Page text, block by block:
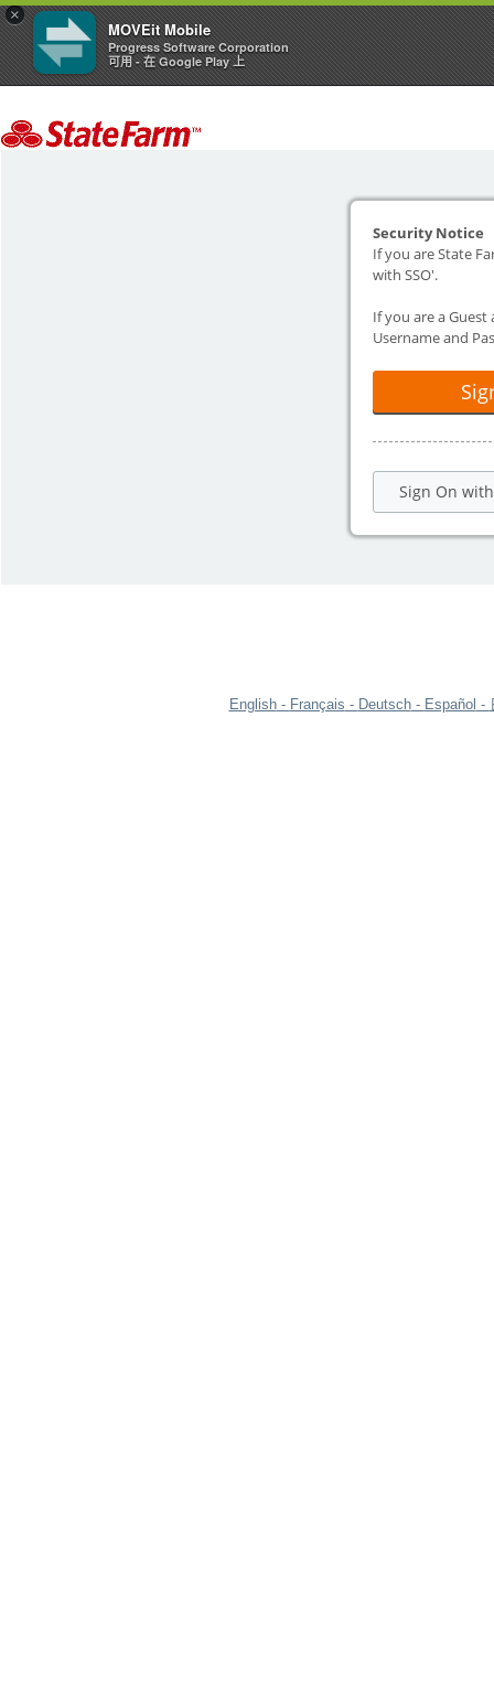
×
MOVEit Mobile
Progress Software Corporation
可用 - 在 Google Play 上
Security Notice
If you are State
with SSO'.
If you are a Guest
Username and
Sign On
English Français Deutsch Español